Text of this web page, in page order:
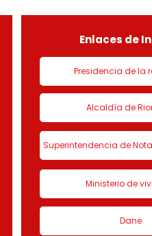
de urbanización 1
Enlaces de
Presidencia de la
Alcaldía de
Superintendencia de
Ministerio de
Dane